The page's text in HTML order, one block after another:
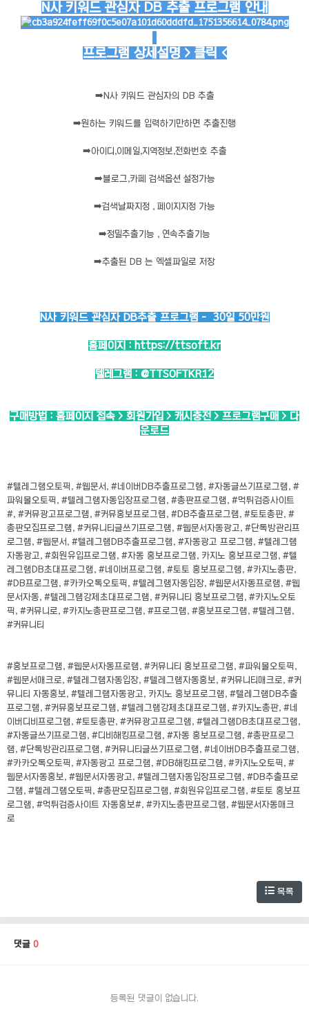
N사 키워드 관심자 DB 추출 프로그램 안내
프로그램 상세설명 > 클릭 <
➡️ N사 키워드 관심자의 DB 추출
➡️원하는 키워드를 입력하기만하면 추출진행
➡️아이디,이메일,지역정보,전화번호 추출
➡️블로그,카페 검색옵션 설정가능
➡️검색날짜지정 , 페이지지정 가능
➡️정밀추출기능 , 연속추출기능
➡️추출된 DB 는 엑셀파일로 저장
N사 키워드 관심자 DB추출 프로그램 - 30일 50만원
홈페이지 : https://ttsoft.kr
텔레그램 : @TTSOFTKR12
구매방법 : 홈페이지 접속 > 회원가입 > 캐시충전 > 프로그램구매 > 다
운로드
#텔레그램오토픽, #웹문서, #네이버DB추출프로그램, #자동글쓰기프로그램, #
파워볼오토픽, #텔레그램자동입장프로그램, #총판프로그램, #먹튀검증사이트
#, #커뮤광고프로그램, #커뮤홍보프로그램, #DB추출프로그램, #토토총판, #
총판모집프로그램, #커뮤니티글쓰기프로그램, #웹문서자동광고, #단톡방관리프
로그램, #웹문서, #텔레그램DB추출프로그램, #자동광고 프로그램, #텔레그램
자동광고, #회원유입프로그램, #자동 홍보프로그램, 카지노 홍보프로그램, #텔
레그램DB초대프로그램, #네이버프로그램, #토토 홍보프로그램, #카지노총판,
#DB프로그램, #카카오톡오토픽, #텔레그램자동입장, #웹문서자동프로램, #웹
문서자동, #텔레그램강제초대프로그램, #커뮤니티 홍보프로그램, #카지노오토
픽, #커뮤니로, #카지노총판프로그램, #프로그램, #홍보프로그램, #텔레그램,
#커뮤니티
#홍보프로그램, #웹문서자동프로램, #커뮤니티 홍보프로그램, #파워볼오토픽,
#웹문서매크로, #텔레그램자동입장, #텔레그램자동홍보, #커뮤니티매크로, #커
뮤니티 자동홍보, #텔레그램자동광고, 카지노 홍보프로그램, #텔레그램DB추출
프로그램, #커뮤홍보프로그램, #텔레그램강제초대프로그램, #카지노총판, #네
이버디비프로그램, #토토총판, #커뮤광고프로그램, #텔레그램DB초대프로그램,
#자동글쓰기프로그램, #디비해킹프로그램, #자동 홍보프로그램, #총판프로그
램, #단톡방관리프로그램, #커뮤니티글쓰기프로그램, #네이버DB추출프로그램,
#카카오톡오토픽, #자동광고 프로그램, #DB해킹프로그램, #카지노오토픽, #
웹문서자동홍보, #웹문서자동광고, #텔레그램자동입장프로그램, #DB추출프로
그램, #텔레그램오토픽, #총판모집프로그램, #회원유입프로그램, #토토 홍보프
로그램, #먹튀검증사이트 자동홍보#, #카지노총판프로그램, #웹문서자동매크
로
목록
댓글 0
등록된 댓글이 없습니다.